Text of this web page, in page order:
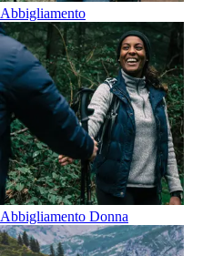
Abbigliamento
Abbigliamento Donna